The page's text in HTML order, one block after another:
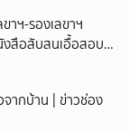
าฯ-รองเลขาฯ
สือสับสนเอื้อสอบ
ากบ้าน | ข่าวช่อง